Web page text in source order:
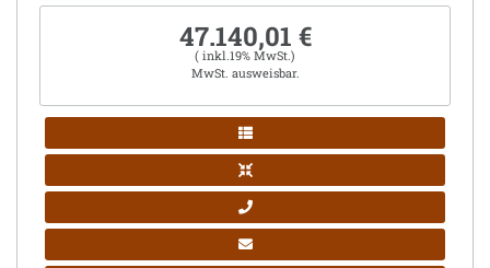
47.140,01 €
( inkl.19% MwSt.)
MwSt. ausweisbar.